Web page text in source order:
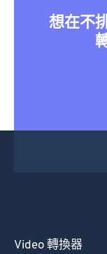
想在不
Video 轉換器